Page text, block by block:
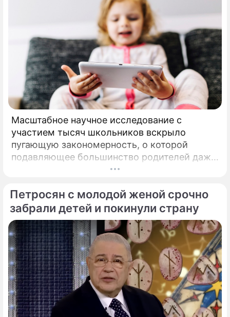
Масштабное научное исследование с
участием тысяч школьников вскрыло
пугающую закономерность, о которой
подавляющее большинство родителей даже
не догадывалось. Привычка дарить ребенку
социальным сетям в младшем
подростковом возрасте обворачивается
скрытым провалом в учебе.
Петросян с молодой женой срочно
забрали детей и покинули страну